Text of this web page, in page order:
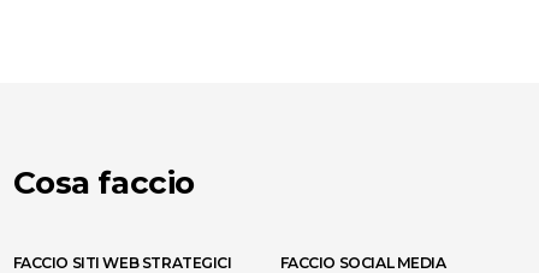
Cosa faccio
FACCIO SITI WEB STRATEGICI
FACCIO SOCIAL MEDIA